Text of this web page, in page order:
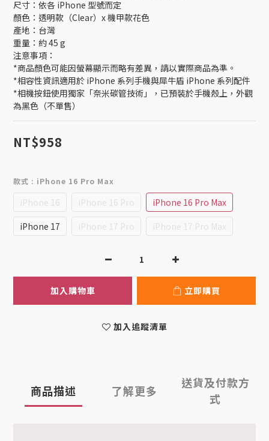
尺寸：依各 iPhone 型號而定
顏色：透明款（Clear）x 機甲款花色
產地：台灣
重量：約 45 g
注意事項：
*商品顏色可能因螢幕顯示而略有差異，請以實際商品為準。
*相容性資訊適用於 iPhone 系列手機與犀牛盾 iPhone 系列配件
*相機按鈕使用獨家「奈米碳管技術」，已預裝於手機殼上，外觀
為黑色（不單售）
NT$958
款式 : iPhone 16 Pro Max
iPhone 16 Pro Max
iPhone 17
加入購物車 立即購買
加入追蹤清單
商品描述 了解更多
送貨及付款方
式